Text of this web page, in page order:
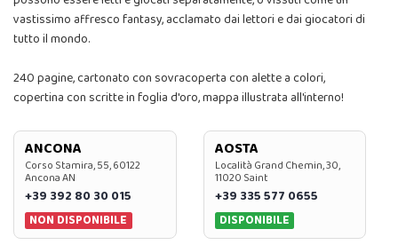
vastissimo affresco fantasy, acclamato dai lettori e dai giocatori di
tutto il mondo.
240 pagine, cartonato con sovracoperta con alette a colori,
copertina con scritte in foglia d'oro, mappa illustrata all'interno!
ANCONA
Corso Stamira, 55, 60122
Ancona AN
+39 392 80 30 015
NON DISPONIBILE
AOSTA
Località Grand Chemin, 30,
11020 Saint
+39 335 577 0655
DISPONIBILE